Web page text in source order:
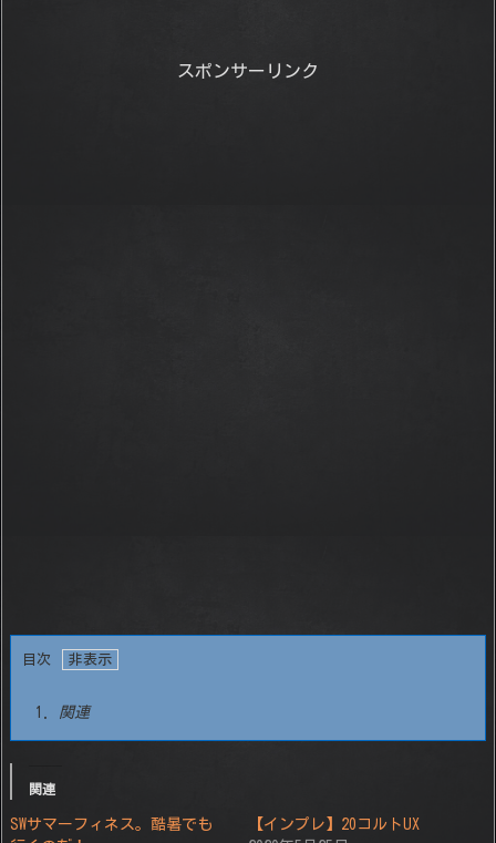
スポンサーリンク
目次
1. 関連
関連
SWサマーフィネス。酷暑でも
【インプレ】20コルトUX